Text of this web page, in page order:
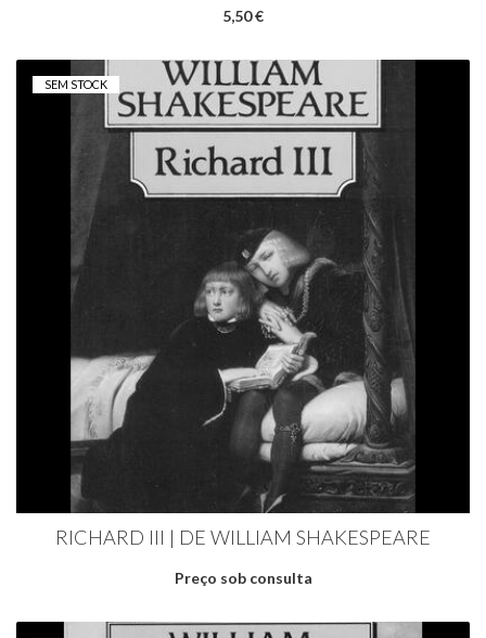
5,50 €
SEM STOCK
RICHARD III | DE WILLIAM SHAKESPEARE
Preço sob consulta